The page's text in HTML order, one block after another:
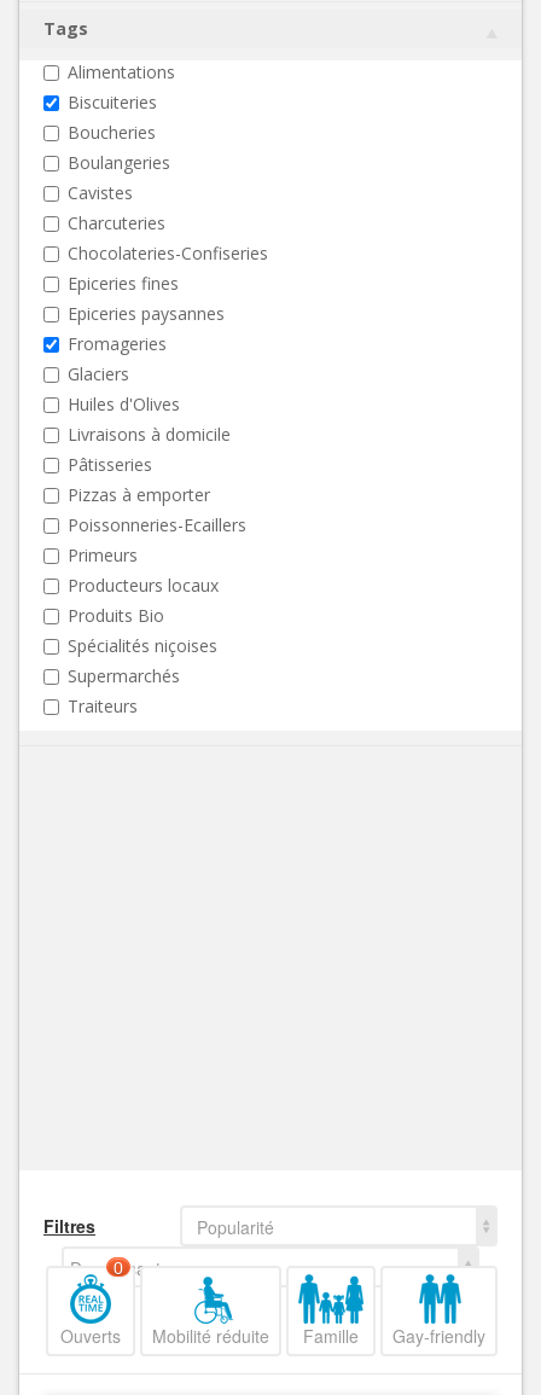
Tags
Alimentations
Biscuiteries
Boucheries
Boulangeries
Cavistes
Charcuteries
Chocolateries-Confiseries
Epiceries fines
Epiceries paysannes
Fromageries
Glaciers
Huiles d'Olives
Livraisons à domicile
Pâtisseries
Pizzas à emporter
Poissonneries-Ecaillers
Primeurs
Producteurs locaux
Produits Bio
Spécialités niçoises
Supermarchés
Traiteurs
Filtres
Popularité
Decroissant
Ouverts
0
Mobilité réduite Famille Gay-friendly